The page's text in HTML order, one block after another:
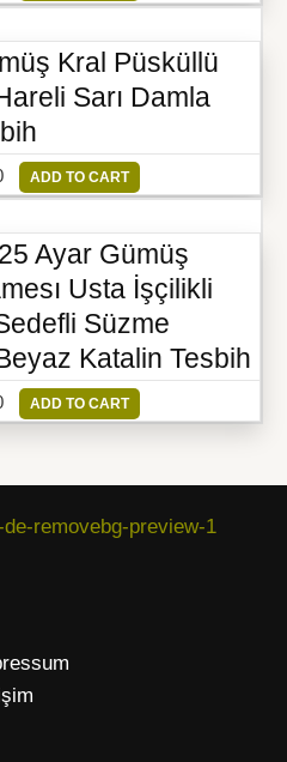
Kral Püsküllü
Sarı Damla
ADD TO CART
Ayar Gümüş
Usta İşçilikli
Süzme
Katalin Tesbih
ADD TO CART